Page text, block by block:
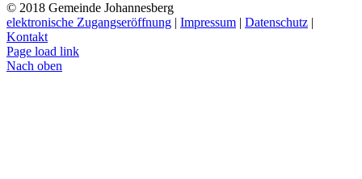
© 2018 Gemeinde Johannesberg
elektronische Zugangseröffnung | Impressum | Datenschutz |
Kontakt
Page load link
Nach oben